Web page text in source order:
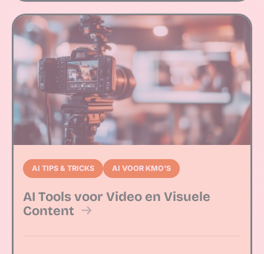
AI TIPS & TRICKS AI VOOR KMO'S
AI Tools voor Video en Visuele
Content